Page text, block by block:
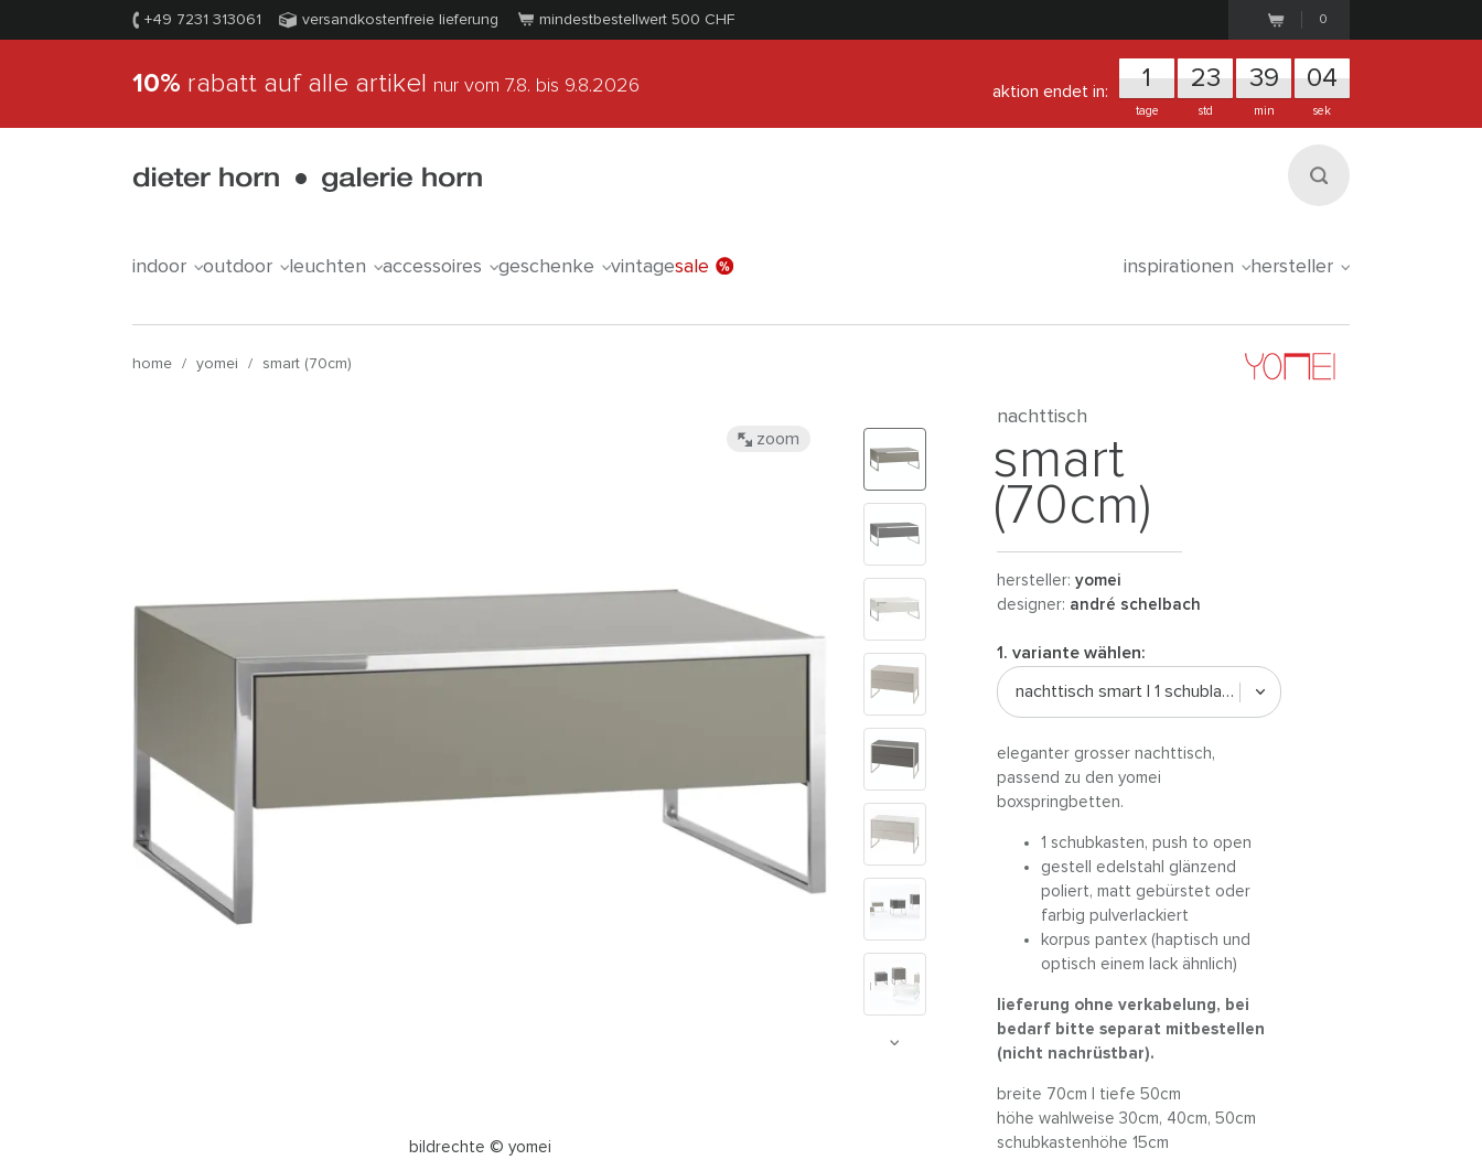
+49 7231 313061 versandkostenfreie lieferung mindestbestellwert 500 CHF 0
10% rabatt auf alle artikel nur vom 7.8. bis 9.8.2026 aktion endet in: 1
tage
23
std
39
min
03
sek
indoor outdoor leuchten accessoires geschenke vintagesale inspirationen hersteller
home / yomei / smart (70cm)
bildrechte © yomei
zoom
nachttisch
smart
(70cm)
hersteller: yomei
designer: andré schelbach
1. variante wählen:
nachttisch smart | 1 schublade / pantex
eleganter grosser nachttisch,
passend zu den yomei
boxspringbetten.
1 schubkasten, push to open
gestell edelstahl glänzend
poliert, matt gebürstet oder
farbig pulverlackiert
korpus pantex (haptisch und
optisch einem lack ähnlich)
lieferung ohne verkabelung, bei
bedarf bitte separat mitbestellen
(nicht nachrüstbar).
breite 70cm | tiefe 50cm
höhe wahlweise 30cm, 40cm, 50cm
schubkastenhöhe 15cm